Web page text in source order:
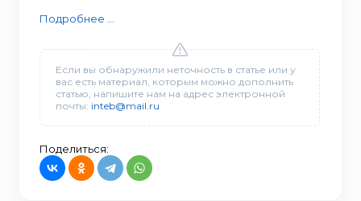
Подробнее ...
Если вы обнаружили неточность в статье или у
вас есть материал, которым можно дополнить
статью, напишите нам на адрес электронной
почты: inteb@mail.ru
Поделиться: